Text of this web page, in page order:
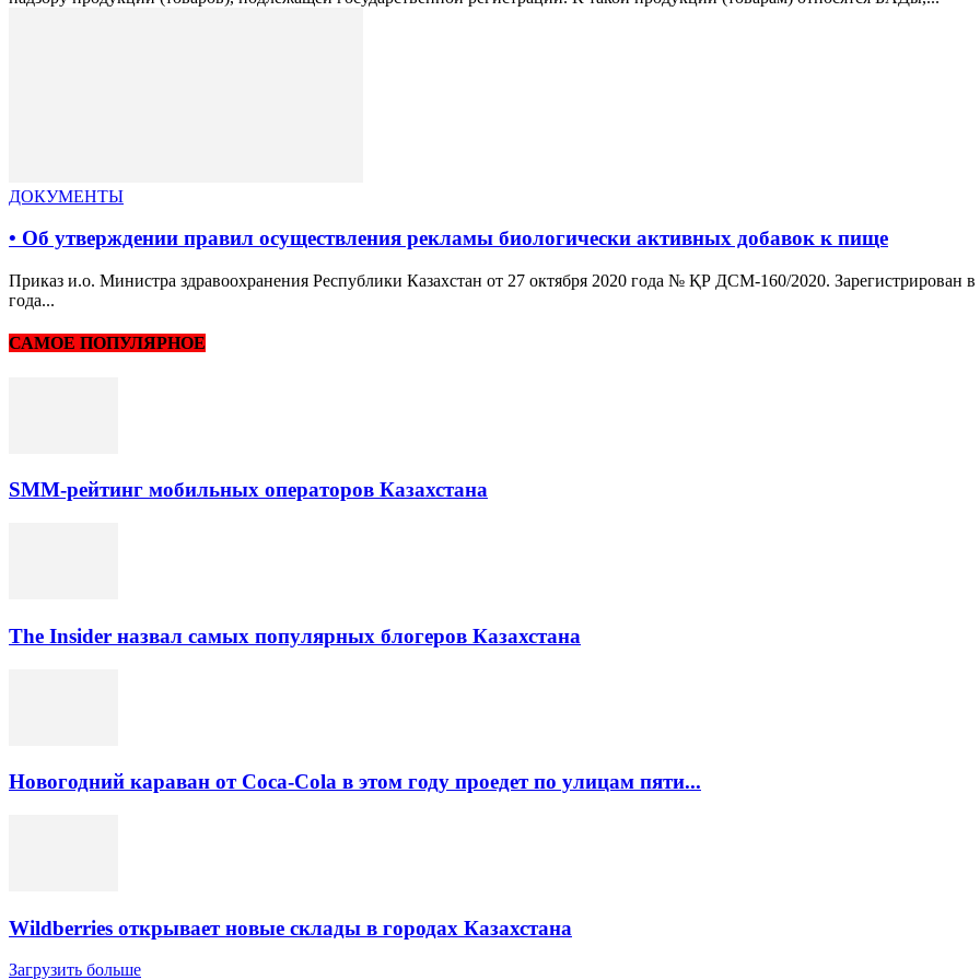
ДОКУМЕНТЫ
• Об утверждении правил осуществления рекламы биологически активных добавок к пище
Приказ и.о. Министра здравоохранения Республики Казахстан от 27 октября 2020 года № ҚР ДСМ-160/2020. Зарегистрирован
года...
САМОЕ ПОПУЛЯРНОЕ
SMM-рейтинг мобильных операторов Казахстана
The Insider назвал самых популярных блогеров Казахстана
Новогодний караван от Coca-Cola в этом году проедет по улицам пяти...
Wildberries открывает новые склады в городах Казахстана
Загрузить больше